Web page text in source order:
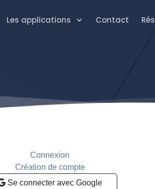
Les applications Contact
Connexion
Création de compte
Se connecter avec Google